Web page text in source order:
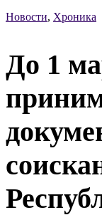
Новости, Хроника
До 1